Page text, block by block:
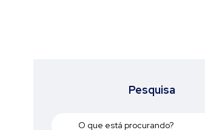
Pesquisa